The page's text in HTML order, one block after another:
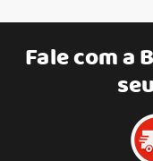
Fale com a